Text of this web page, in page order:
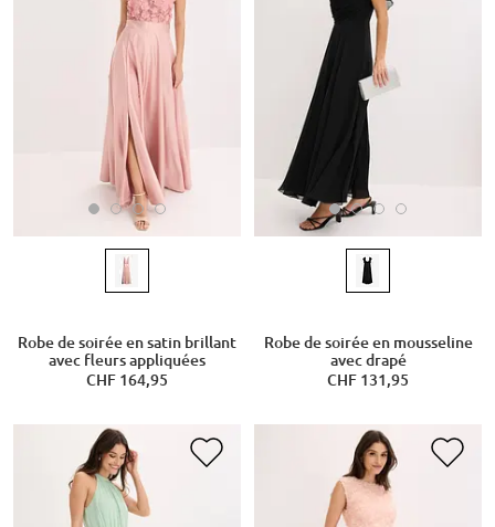
Robe de soirée en satin brillant
avec fleurs appliquées
CHF 164,95
Robe de soirée en mousseline
avec drapé
CHF 131,95